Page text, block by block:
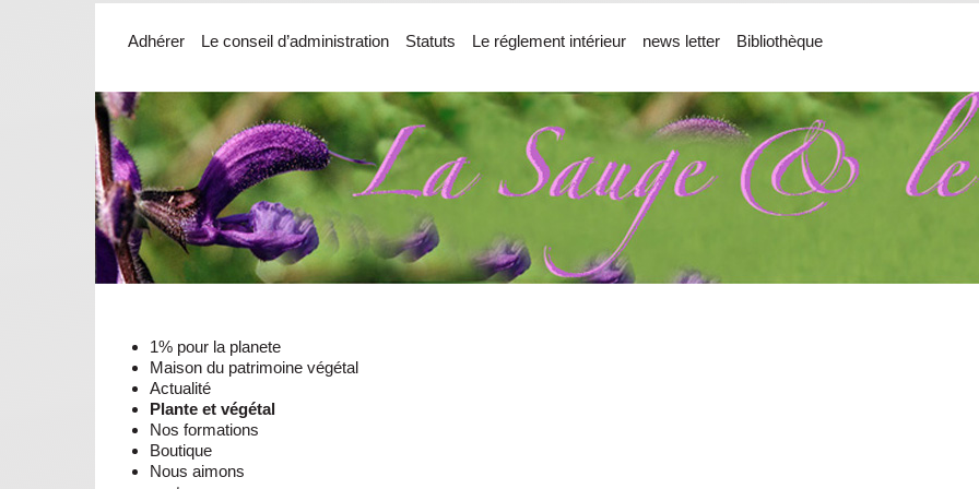
Adhérer Le conseil d’administration Statuts Le réglement intérieur news letter Bibliothèque
1% pour la planete
Maison du patrimoine végétal
Actualité
Plante et végétal
Nos formations
Boutique
Nous aimons